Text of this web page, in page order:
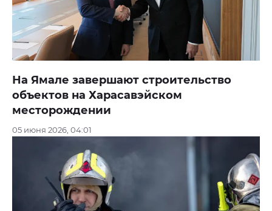
На Ямале завершают строительство
объектов на Харасавэйском
месторождении
05 июня 2026, 04:01